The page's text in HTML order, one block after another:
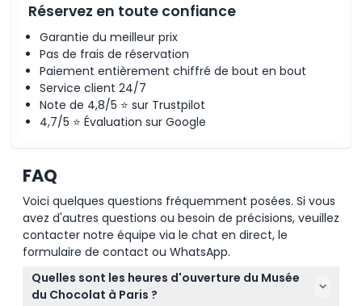
Réservez en toute confiance
Garantie du meilleur prix
Pas de frais de réservation
Paiement entièrement chiffré de bout en bout
Service client 24/7
Note de 4,8/5 ⭐ sur Trustpilot
4,7/5 ⭐ Évaluation sur Google
FAQ
Voici quelques questions fréquemment posées. Si vous
avez d'autres questions ou besoin de précisions, veuillez
contacter notre équipe via le chat en direct, le
formulaire de contact ou WhatsApp.
Quelles sont les heures d'ouverture du Musée
du Chocolat à Paris ?